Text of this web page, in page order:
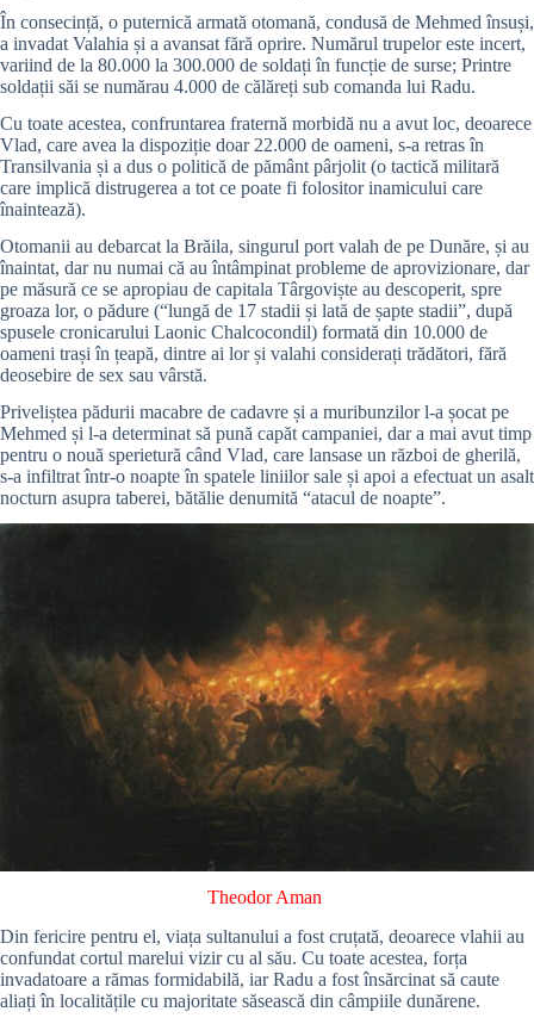
În consecință, o puternică armată otomană, condusă de Mehmed însuși,
a invadat Valahia și a avansat fără oprire. Numărul trupelor este incert,
variind de la 80.000 la 300.000 de soldați în funcție de surse; Printre
soldații săi se numărau 4.000 de călăreți sub comanda lui Radu.
Cu toate acestea, confruntarea fraternă morbidă nu a avut loc, deoarece
Vlad, care avea la dispoziție doar 22.000 de oameni, s-a retras în
Transilvania și a dus o politică de pământ pârjolit (o tactică militară
care implică distrugerea a tot ce poate fi folositor inamicului care
înaintează).
Otomanii au debarcat la Brăila, singurul port valah de pe Dunăre, și au
înaintat, dar nu numai că au întâmpinat probleme de aprovizionare, dar
pe măsură ce se apropiau de capitala Târgoviște au descoperit, spre
groaza lor, o pădure (“lungă de 17 stadii și lată de șapte stadii”, după
spusele cronicarului Laonic Chalcocondil) formată din 10.000 de
oameni trași în țeapă, dintre ai lor și valahi considerați trădători, fără
deosebire de sex sau vârstă.
Priveliștea pădurii macabre de cadavre și a muribunzilor l-a șocat pe
Mehmed și l-a determinat să pună capăt campaniei, dar a mai avut timp
pentru o nouă sperietură când Vlad, care lansase un război de gherilă,
s-a infiltrat într-o noapte în spatele liniilor sale și apoi a efectuat un asalt
nocturn asupra taberei, bătălie denumită “atacul de noapte”.
Theodor Aman
Din fericire pentru el, viața sultanului a fost cruțată, deoarece vlahii au
confundat cortul marelui vizir cu al său. Cu toate acestea, forța
invadatoare a rămas formidabilă, iar Radu a fost însărcinat să caute
aliați în localitățile cu majoritate săsească din câmpiile dunărene.